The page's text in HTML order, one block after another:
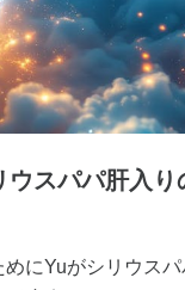
スパパ肝入り
にYuがシリウス